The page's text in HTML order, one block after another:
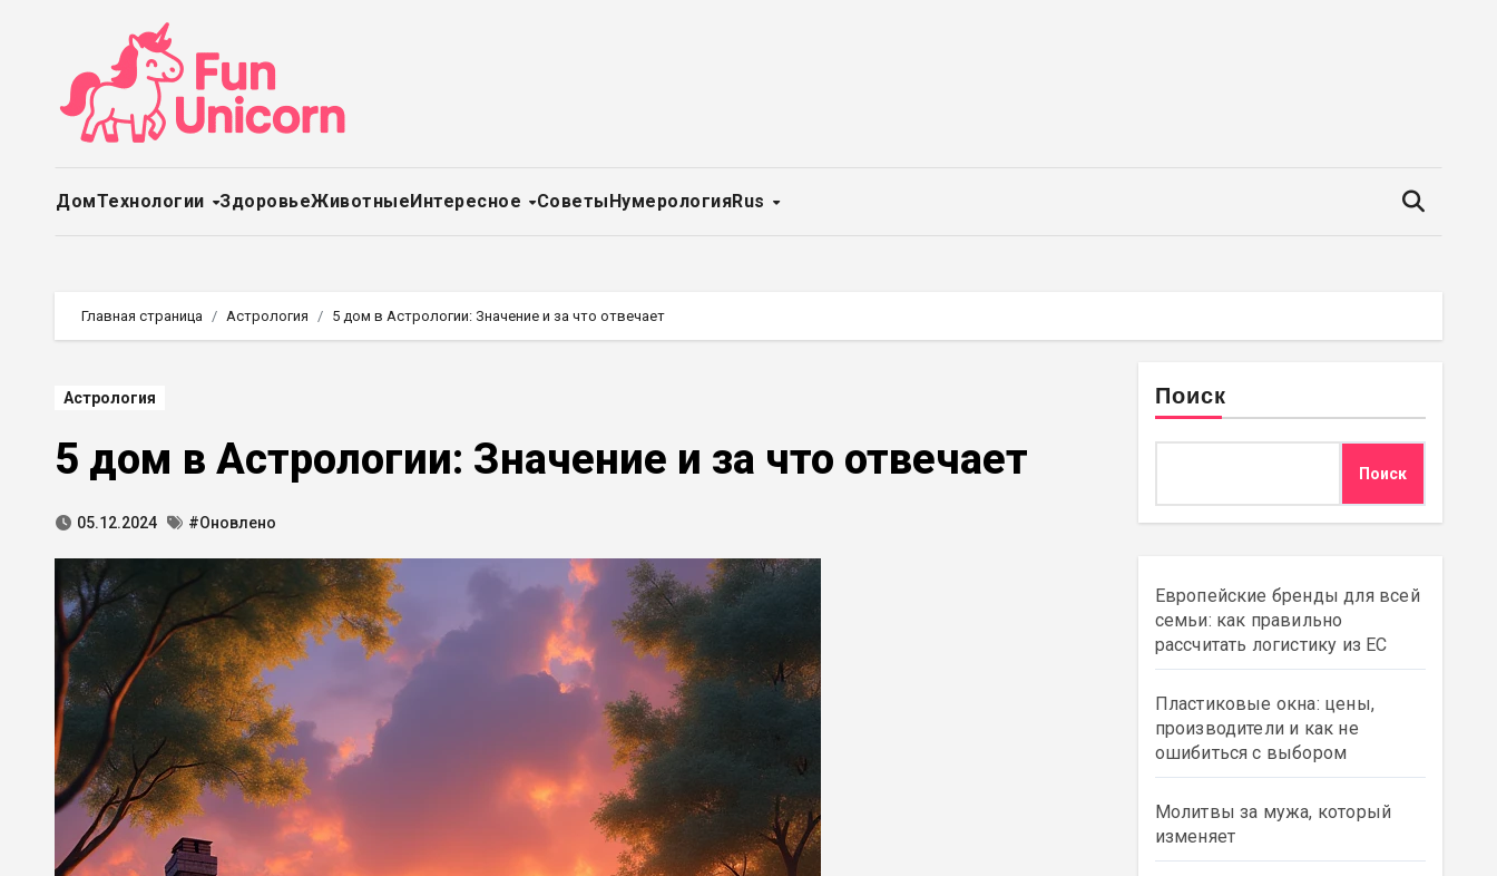
содержимому
ДомТехнологии ЗдоровьеЖивотныеИнтересное СоветыНумерологияRus
Главная страница Астрология 5 дом в Астрологии: Значение и за что отвечает
Астрология
5 дом в Астрологии: Значение и за что отвечает
05.12.2024 #Оновлено
Поиск
Поиск
Европейские бренды для всей
семьи: как правильно
рассчитать логистику из ЕС
Пластиковые окна: цены,
производители и как не
ошибиться с выбором
Молитвы за мужа, который
изменяет